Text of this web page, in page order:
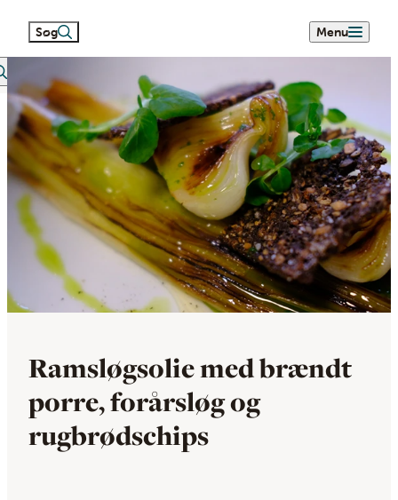
Søg
search
Menu
Ramsløgsolie med brændt
porre, forårsløg og
rugbrødschips